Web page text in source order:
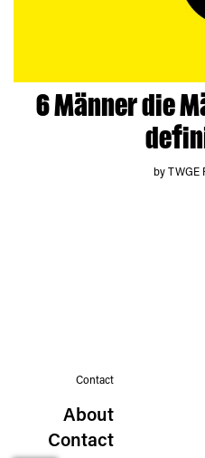
6 Männer die
by TWGE
Contact
About
Contact